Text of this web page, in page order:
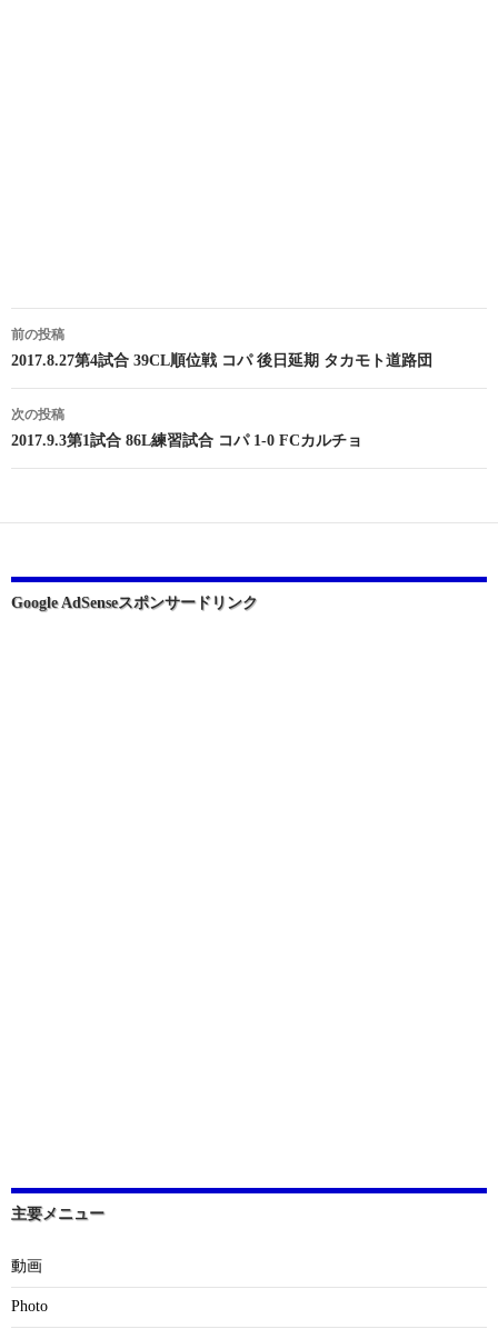
投
稿
ナ
ビ
ー
ョ
前の投稿
2017.8.27第4試合 39CL順位戦 コパ 後日延期 タカモト道路団
次の投稿
2017.9.3第1試合 86L練習試合 コパ 1-0 FCカルチョ
Google AdSenseスポンサードリンク
主要メニュー
動画
Photo